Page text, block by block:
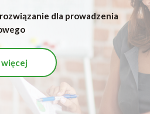
dla prowadzenia